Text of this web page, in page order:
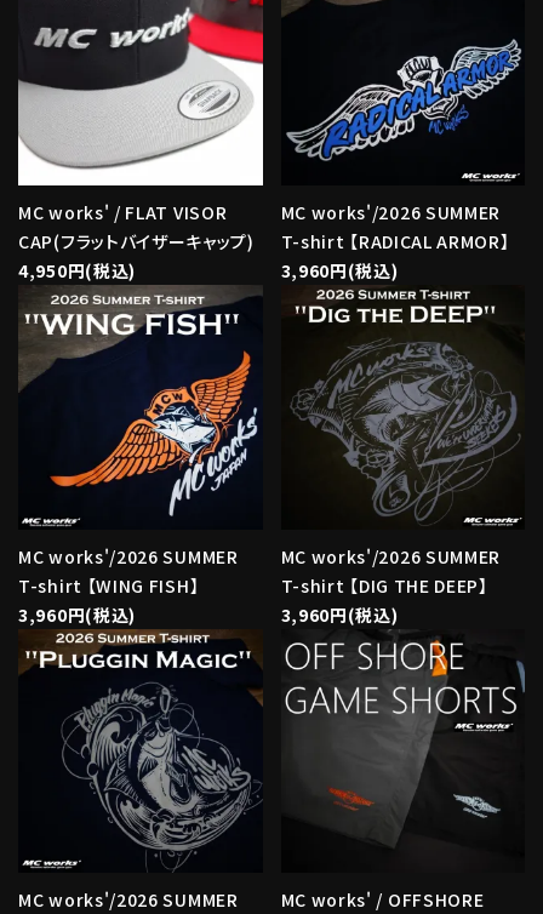
MC works' / FLAT VISOR
CAP(フラットバイザーキャップ)
4,950円(税込)
MC works'/2026 SUMMER
T-shirt 【RADICAL ARMOR】
3,960円(税込)
MC works'/2026 SUMMER
T-shirt 【WING FISH】
3,960円(税込)
MC works'/2026 SUMMER
T-shirt 【DIG THE DEEP】
3,960円(税込)
MC works'/2026 SUMMER
MC works' / OFFSHORE